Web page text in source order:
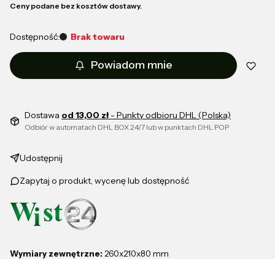
Ceny podane bez kosztów dostawy.
Dostępność: Brak towaru
Powiadom mnie
Dostawa od 13,00 zł- Punkty odbioru DHL (Polska)
Odbiór w automatach DHL BOX 24/7 lub w punktach DHL POP
Udostępnij
Zapytaj o produkt, wycenę lub dostępność
Wymiary zewnętrzne: 260x210x80 mm